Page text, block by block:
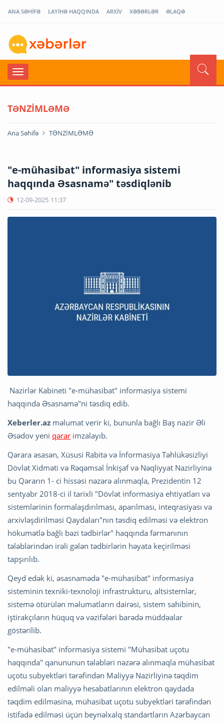
ANA SƏHİFƏ LAYİHƏ HAQQINDA ARXİV XƏBƏRLƏR ƏLAQƏ
TƏNZİMLƏMƏ
Ana Səhifə TƏNZİMLƏMƏ
"e-mühasibat" informasiya sistemi
haqqında Əsasnamə" təsdiqlənib
12-09-2025 11:37
Nazirlər Kabineti "e-mühasibat" informasiya sistemi
haqqında Əsasnamə"ni təsdiq edib.
Xeberler.az məlumat verir ki, bununla bağlı Baş nazir Əli
Əsədov yeni qərar imzalayıb.
Qərara əsasən, Xüsusi Rabitə və İnformasiya Təhlükəsizliyi
Dövlət Xidməti və Rəqəmsal İnkişaf və Nəqliyyat Nazirliyinə
bu Qərarın 1- ci hissəsi nəzərə alınmaqla, Prezidentin 12
sentyabr 2018-ci il tarixli "Dövlət informasiya ehtiyatları və
sistemlərinin formalaşdırılması, aparılması, inteqrasiyası və
arxivləşdirilməsi Qaydaları"nın təsdiq edilməsi və elektron
hökumətlə bağlı bəzi tədbirlər" haqqında fərmanının
tələblərindən irəli gələn tədbirlərin həyata keçirilməsi
tapşırılıb.
Qeyd edək ki, əsasnamədə "e-mühasibat" informasiya
sisteminin texniki-texnoloji infrastrukturu, altsistemlər,
sistemə ötürülən məlumatların dairəsi, sistem sahibinin,
iştirakçıların hüquq və vəzifələri barədə müddəalar
göstərilib.
"e-mühasibat" informasiya sistemi "Mühasibat uçotu
haqqında" qanununun tələbləri nəzərə alınmaqla mühasibat
uçotu subyektləri tərəfindən Maliyyə Nazirliyinə təqdim
edilməli olan maliyyə hesabatlarının elektron qaydada
təqdim edilməsinə, mühasibat uçotu subyektləri tərəfindən
istifadə edilməsi üçün beynəlxalq standartların Azərbaycan